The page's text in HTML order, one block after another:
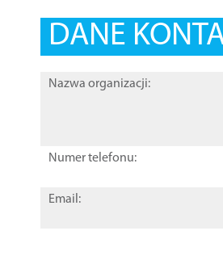
DANE
Nazwa organizacji:
Numer telefonu:
Email: